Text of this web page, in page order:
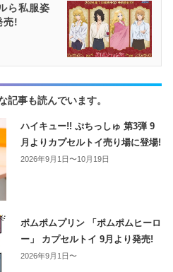
ら私服姿
売!
記事も読んでいます。
ハイキュー!! ぷちっしゅ 第3弾 9
月よりカプセルトイ売り場に登場!
2026年9月1日〜10月19日
ポムポムプリン 「ポムポムヒーロ
ー」 カプセルトイ 9月より発売!
2026年9月1日〜